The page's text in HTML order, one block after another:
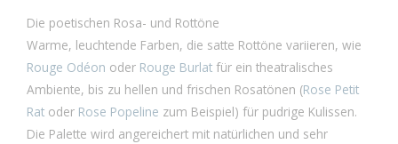
Die poetischen Rosa- und Rottöne
Warme, leuchtende Farben, die satte Rottöne variieren, wie
Rouge Odéon oder Rouge Burlat für ein theatralisches
Ambiente, bis zu hellen und frischen Rosatönen (Rose Petit
Rat oder Rose Popeline zum Beispiel) für pudrige Kulissen.
Die Palette wird angereichert mit natürlichen und sehr